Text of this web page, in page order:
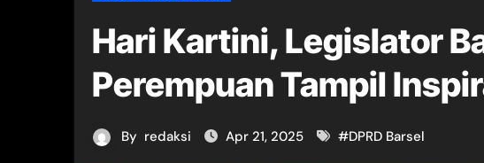
Hari Kartini, Legislator
Perempuan Tampil
By redaksi Apr 21, 2025 #DPRD Barsel